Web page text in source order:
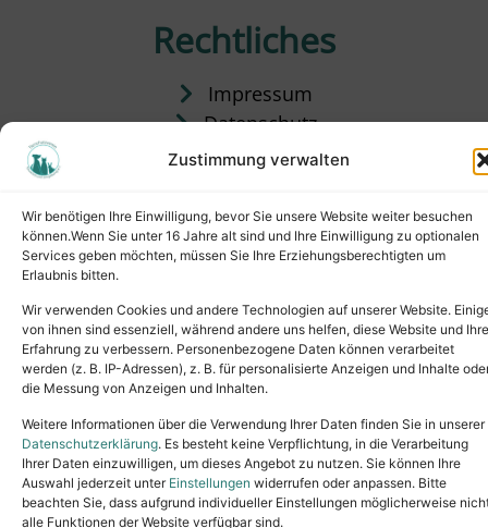
Zustimmung verwalten
Wir benötigen Ihre Einwilligung, bevor Sie unsere Website weiter besuchen
können.Wenn Sie unter 16 Jahre alt sind und Ihre Einwilligung zu optionalen
Services geben möchten, müssen Sie Ihre Erziehungsberechtigten um
Erlaubnis bitten.
Wir verwenden Cookies und andere Technologien auf unserer Website.
von ihnen sind essenziell, während andere uns helfen, diese Website und Ihre
Erfahrung zu verbessern. Personenbezogene Daten können verarbeitet
werden (z. B. IP-Adressen), z. B. für personalisierte Anzeigen und Inhalte
die Messung von Anzeigen und Inhalten.
Weitere Informationen über die Verwendung Ihrer Daten finden Sie in unserer
Datenschutzerklärung. Es besteht keine Verpflichtung, in die Verarbeitung
Ihrer Daten einzuwilligen, um dieses Angebot zu nutzen. Sie können Ihre
Auswahl jederzeit unter Einstellungen widerrufen oder anpassen. Bitte
beachten Sie, dass aufgrund individueller Einstellungen möglicherweise
alle Funktionen der Website verfügbar sind.
Rechtliches
Impressum
Datenschutz
Satzung
Copyright © 2024. All rights reserved.
Tel.: (02631) 55356buero@tierheim-neuwied.de
Ludwigshof 1, 56567 Neuwied